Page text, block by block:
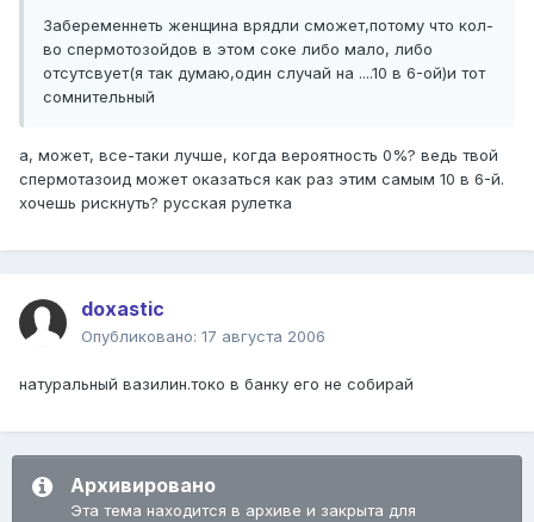
Забеременнеть женщина врядли сможет,потому что кол-
во спермотозойдов в этом соке либо мало, либо
отсутсвует(я так думаю,один случай на ....10 в 6-ой)и тот
сомнительный
а, может, все-таки лучше, когда вероятность 0%? ведь твой
спермотазоид может оказаться как раз этим самым 10 в 6-й.
хочешь рискнуть? русская рулетка
doxastic
Опубликовано: 17 августа 2006
натуральный вазилин.токо в банку его не собирай
Архивировано
Эта тема находится в архиве и закрыта для